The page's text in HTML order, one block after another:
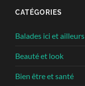
CATÉGORIES
Balades ici et ailleurs
Beauté et look
Bien être et santé